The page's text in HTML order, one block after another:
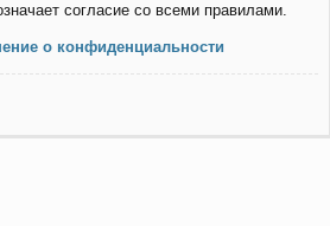
согласие со всеми правилами.
о конфиденциальности